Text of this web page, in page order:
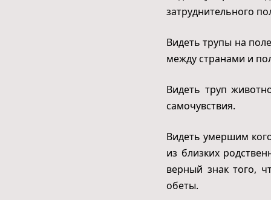
затруднительного
Видеть трупы на
между странами и
Видеть труп
самочувствия.
Видеть умершим
из близких
верный знак того,
обеты.